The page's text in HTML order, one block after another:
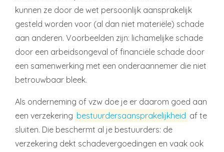
kunnen ze door de wet persoonlijk aansprakelijk
gesteld worden voor (al dan niet materiële) schade
aan anderen. Voorbeelden zijn: lichamelijke schade
door een arbeidsongeval of financiële schade door
een samenwerking met een onderaannemer die niet
betrouwbaar bleek.
Als onderneming of vzw doe je er daarom goed aan
een verzekering bestuurdersaansprakelijkheid af te
sluiten. Die beschermt al je bestuurders: de
verzekering dekt schadevergoedingen en vaak ook